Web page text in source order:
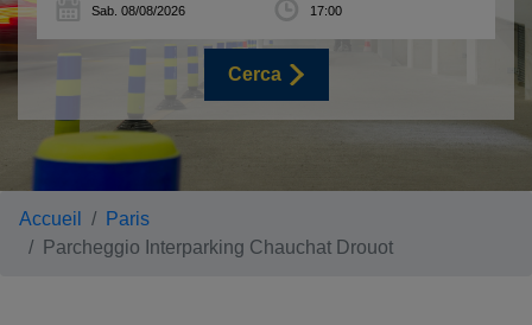
Cerca
Accueil
Paris
Parcheggio Interparking Chauchat Drouot